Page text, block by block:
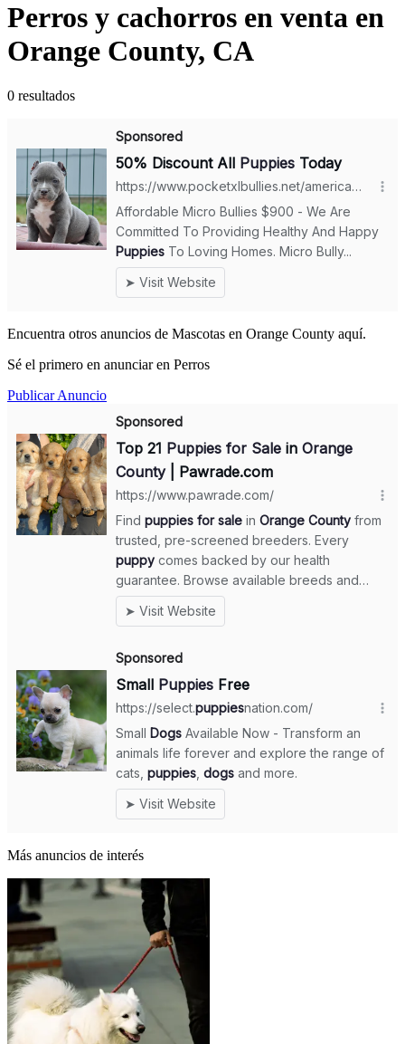
Perros y cachorros en venta en
Orange County, CA
0 resultados
Encuentra otros anuncios de Mascotas en Orange County aquí.
Sé el primero en anunciar en Perros
Publicar Anuncio
Más anuncios de interés